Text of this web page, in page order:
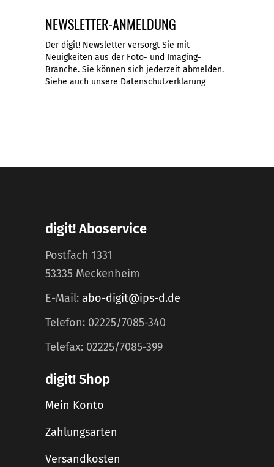
NEWSLETTER-ANMELDUNG
Der digit! Newsletter versorgt Sie mit
Neuigkeiten aus der Foto- und Imaging-
Branche. Sie können sich jederzeit abmelden.
Siehe auch unsere Datenschutzerklärung
digit! Aboservice
Postfach 1331
53335 Meckenheim
E-Mail: abo-digit@ips-d.de
Telefon: 02225/7085-340
Telefax: 02225/7085-399
digit! Shop
Mein Konto
Zahlungsarten
Versandkosten